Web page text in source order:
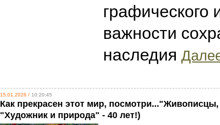
графического
важности
наследия
15.01.2026 / 10:20:45
Как прекрасен этот мир,
"Художник и природа" - 40 лет!)